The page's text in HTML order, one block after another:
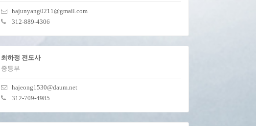
hajunyang0211@gmail.com
312-889-4306
최하정 전도사
중등부
hajeong1530@daum.net
312-709-4985